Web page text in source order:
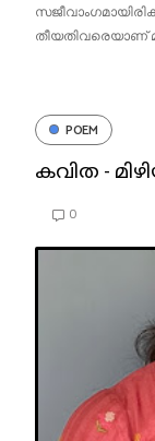
തീയതിവരെയാണ്
POEM
കവിത -
0